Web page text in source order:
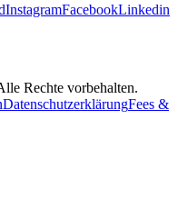
InstagramFacebookLinkedin
Rechte vorbehalten.
DatenschutzerklärungFees &